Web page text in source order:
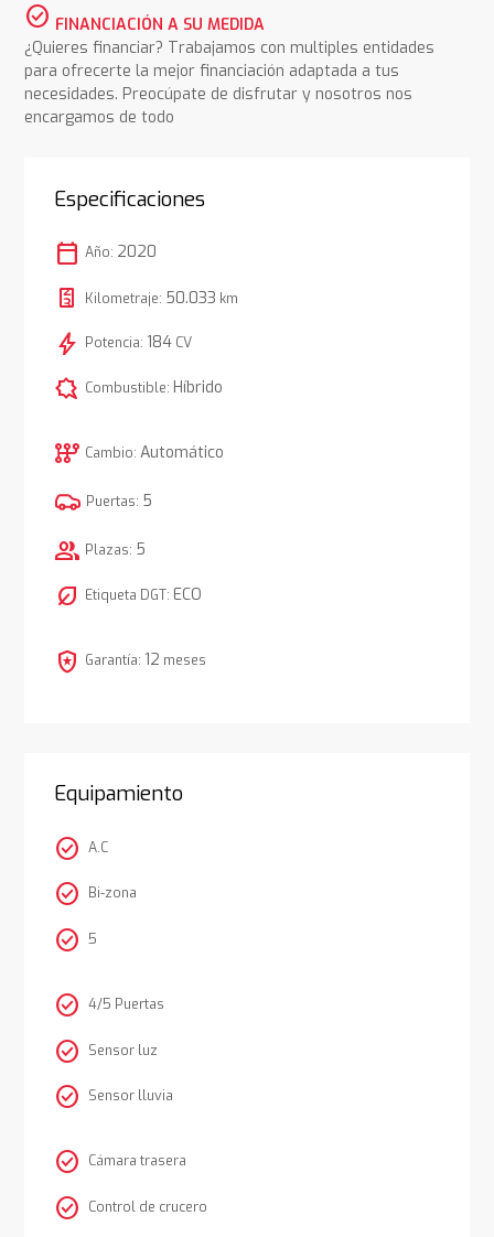
check_circle FINANCIACIÓN A SU MEDIDA
¿Quieres financiar? Trabajamos con multiples entidades
para ofrecerte la mejor financiación adaptada a tus
necesidades. Preocúpate de disfrutar y nosotros nos
encargamos de todo
Especificaciones
calendar_today Año: 2020
Kilometraje: 50.033 km
bolt Potencia: 184CV
comic_bubble Combustible: Híbrido
auto_transmission Cambio: Automático
Puertas: 5
group Plazas: 5
nest_eco_leaf Etiqueta DGT: ECO
local_police Garantía: 12 meses
Equipamiento
check_circle A.C
check_circle Bi-zona
check_circle 5
check_circle 4/5 Puertas
check_circle Sensor luz
check_circle Sensor lluvia
check_circle Cámara trasera
check_circle Control de crucero